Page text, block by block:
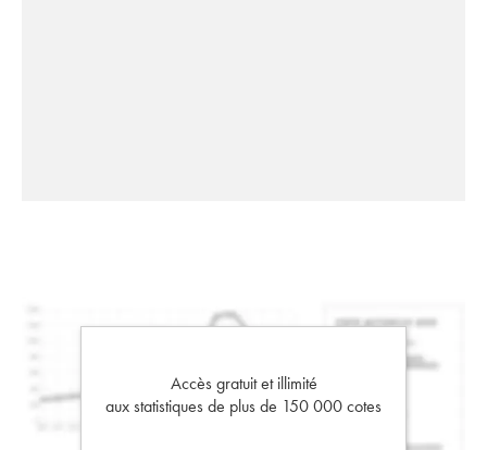
Accès gratuit et illimité
aux statistiques de plus de 150 000 cotes